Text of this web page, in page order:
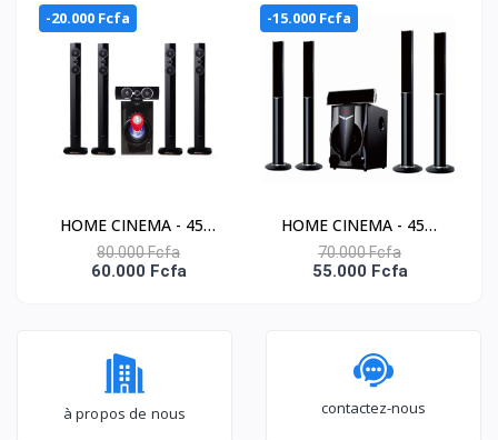
-20.000 Fcfa
HOME CINEMA - 45W
CAISSON DE BASSE -
NAS-HT5.1-N5510
80.000 Fcfa
60.000 Fcfa
-15.000 Fcfa
HOME CINEMA - 45W
CAISSON DE BASSE- -
NAS-HT5.1-N6710
70.000 Fcfa
55.000 Fcfa
à propos de nous contactez-nous